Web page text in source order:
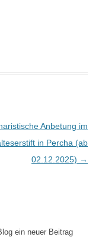
Anbetung im
in Percha (ab
02.12.2025) →
ein neuer Beitrag